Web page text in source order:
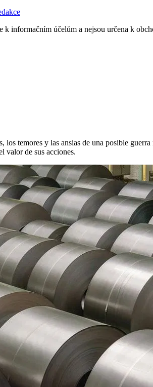
k informačním účelům a nejsou určena k
los temores y las ansias de una posible
valor de sus acciones.